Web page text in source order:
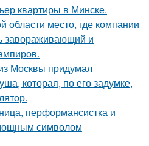
квартиры в Минске.
области место, где компании
завораживающий и
Москвы придумал
которая, по его задумке,
перформансистка и
символом